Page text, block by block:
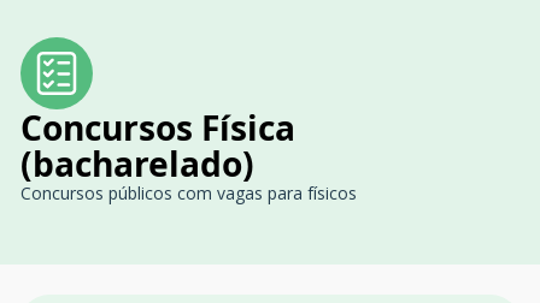
Concursos Física
(bacharelado)
Concursos públicos com vagas para físicos